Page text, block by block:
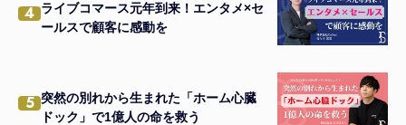
4 ライブコマース元年到来！エンタメ×セ
ールスで顧客に感動を
5 突然の別れから生まれた「ホーム心臓
ドック」で1億人の命を救う